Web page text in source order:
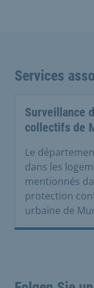
Services
Surveillance
collectifs de
Le
dans les
mentionnés
protection
urbaine de